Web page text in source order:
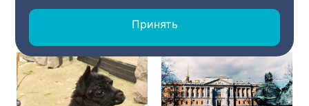
Принять